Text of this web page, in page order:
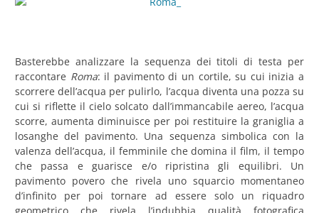
Basterebbe analizzare la sequenza dei titoli di testa per
raccontare Roma: il pavimento di un cortile, su cui inizia a
scorrere dell’acqua per pulirlo, l’acqua diventa una pozza su
cui si riflette il cielo solcato dall’immancabile aereo, l’acqua
scorre, aumenta diminuisce per poi restituire la graniglia a
losanghe del pavimento. Una sequenza simbolica con la
valenza dell’acqua, il femminile che domina il film, il tempo
che passa e guarisce e/o ripristina gli equilibri. Un
pavimento povero che rivela uno squarcio momentaneo
d’infinito per poi tornare ad essere solo un riquadro